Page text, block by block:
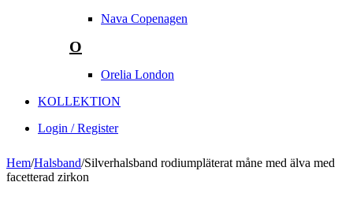
Nava Copenagen
O
Orelia London
KOLLEKTION
Login / Register
Hem/Halsband/Silverhalsband rodiumpläterat måne med älva med
facetterad zirkon